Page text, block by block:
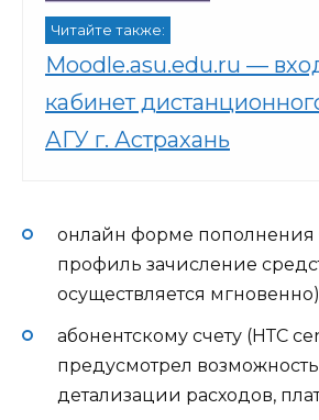
Читайте также:
Moodle.asu.edu.ru —
кабинет
АГУ г. Астрахань
онлайн форме пополнения
профиль зачисление
осуществляется
абонентскому счету (НТС
предусмотрел
детализации расходов,